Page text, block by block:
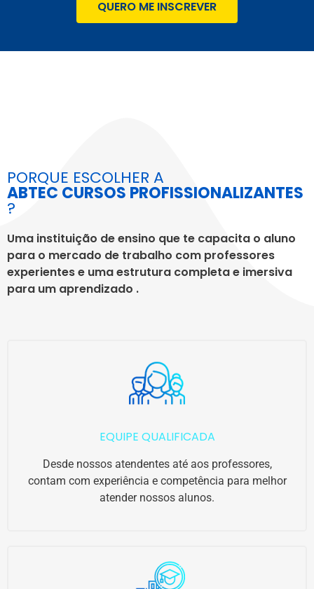
QUERO ME INSCREVER
PORQUE ESCOLHER A
ABTEC CURSOS PROFISSIONALIZANTES
?
Uma instituição de ensino que te capacita o aluno
para o mercado de trabalho com professores
experientes e uma estrutura completa e imersiva
para um aprendizado .
EQUIPE QUALIFICADA
Desde nossos atendentes até aos professores,
contam com experiência e competência para melhor
atender nossos alunos.